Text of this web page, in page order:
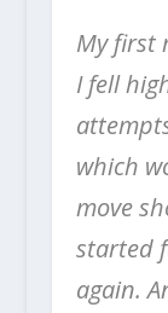
My first
I fell
which
move
started
again.